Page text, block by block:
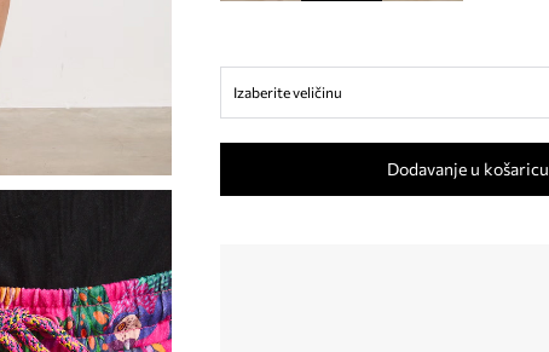
Izaberite veličinu
Dodavanje u košaricu